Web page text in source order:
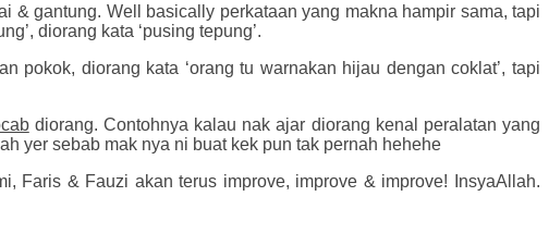
& gantung. Well basically perkataan yang makna hampir sama, tapi
diorang kata ‘pusing tepung’.
pokok, diorang kata ‘orang tu warnakan hijau dengan coklat’, tapi
diorang. Contohnya kalau nak ajar diorang kenal peralatan yang
yer sebab mak nya ni buat kek pun tak pernah hehehe
Faris & Fauzi akan terus improve, improve & improve! InsyaAllah.